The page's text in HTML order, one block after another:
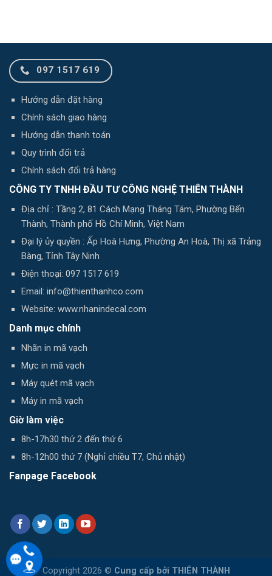
097 1517 619
Hướng dẫn đặt hàng
Chính sách giao hàng
Hướng dẫn thanh toán
Quy trình đổi trả
Chính sách đổi trả hàng
CÔNG TY TNHH ĐẦU TƯ CÔNG NGHỆ THIÊN THÀNH
Địa chỉ : Tầng 2, 81 Cách Mạng Tháng Tám, Phường Bến
Thành, Thành phố Hồ Chí Minh, Việt Nam
Đại lý ủy quyền : Ấp Hoà Hưng, Phường An Hoà, Thị xã Trảng
Bàng, Tỉnh Tây Ninh
Điện thoại: 097 1517 619
Email: info@thienthanhco.com
Website: www.nhanindecal.com
Danh mục chính
Nhãn in mã vạch
Mực in mã vạch
Máy quét mã vạch
Máy in mã vạch
Giờ làm việc
8h-17h30 thứ 2 đến thứ 6
8h-12h00 thứ 7 (Nghỉ chiều T7, Chủ nhật)
Fanpage Facebook
Copyright 2026 © Cung cấp bởi THIÊN THÀNH